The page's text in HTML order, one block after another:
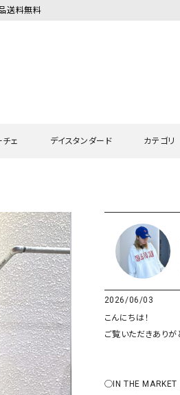
送料無料
ェ
ュニック
ング・マキシ丈
デイスタンダード
ーディガン・ベスト
ャツ・ブラウス
ウェット・パーカー
ット
チ
の他のパンツ
ニムパンツ そ
カテゴリ
ワンピース・チュニック
サロペット・オーバーオ
スカート
ジャケット・アウター
グッズ
ラッピ
hagumu
her.（
and
Wrapin
2026/06/03
こんにちは！
ご覧いただきあり
◯IN THE MARKET